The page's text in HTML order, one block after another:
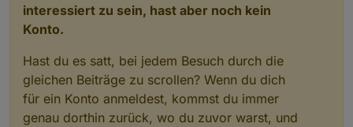
interessiert zu sein, hast aber noch kein
Konto.
Hast du es satt, bei jedem Besuch durch die
gleichen Beiträge zu scrollen? Wenn du dich
für ein Konto anmeldest, kommst du immer
genau dorthin zurück, wo du zuvor warst, und